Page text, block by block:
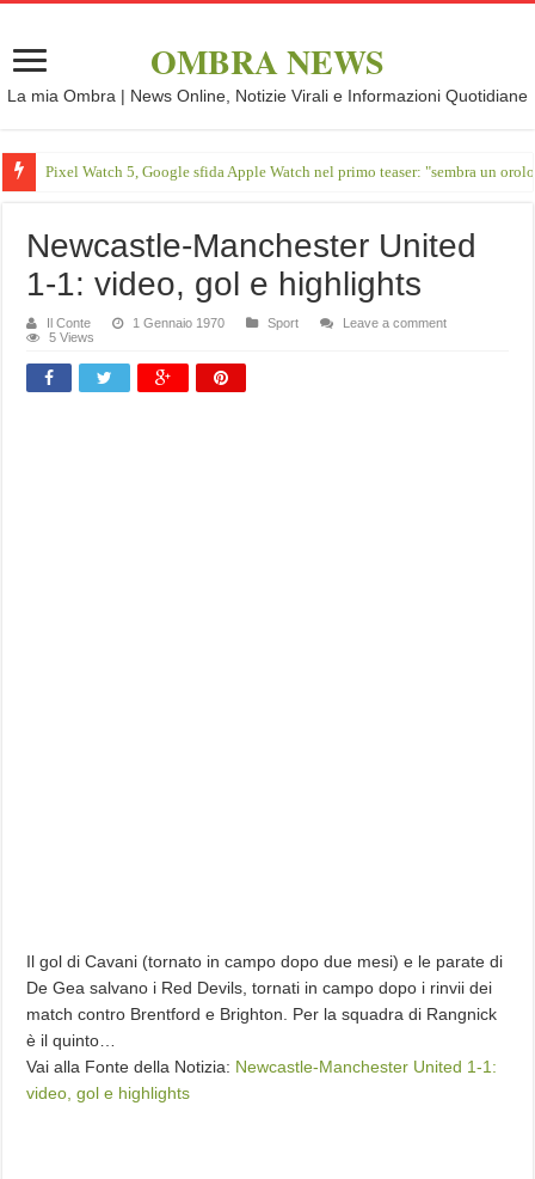
OMBRA NEWS
La mia Ombra | News Online, Notizie Virali e Informazioni Quotidiane
Pixel Watch 5, Google sfida Apple Watch nel primo teaser: "sembra un
Newcastle-Manchester United
1-1: video, gol e highlights
Il Conte 1 Gennaio 1970 Sport
Leave a comment
5 Views
Il gol di Cavani (tornato in campo dopo due mesi) e le parate di
De Gea salvano i Red Devils, tornati in campo dopo i rinvii dei
match contro Brentford e Brighton. Per la squadra di Rangnick
è il quinto…
Vai alla Fonte della Notizia: Newcastle-Manchester United 1-1:
video, gol e highlights